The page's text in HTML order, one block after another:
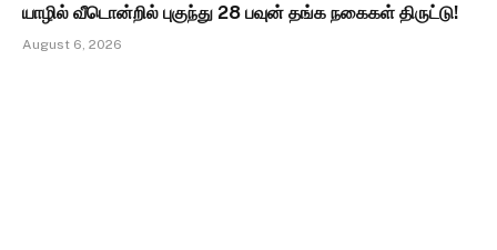
யாழில் வீடொன்றில் புகுந்து 28 பவுன் தங்க நகைகள் திருட்டு!
August 6, 2026